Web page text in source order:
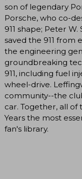
son of legendary
Porsche, who co-
911 shape; Peter
saved the 911 from
the engineering
groundbreaking
911, including fuel
wheel-drive.
community--the
car. Together, all of
Years the most
fan's library.